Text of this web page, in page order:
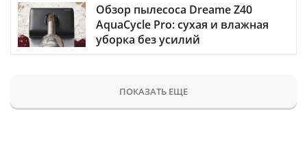
Обзор пылесоса Dreame Z40
AquaCycle Pro: сухая и влажная
уборка без усилий
ПОКАЗАТЬ ЕЩЕ